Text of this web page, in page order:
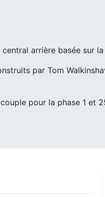
arrière basée sur la
par Tom
pour la phase 1 et